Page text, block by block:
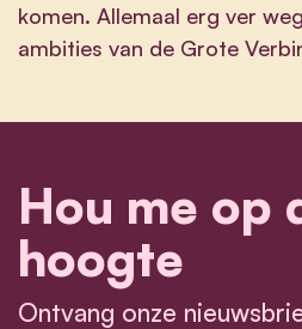
komen. Allemaal erg ver
ambities van de Grote
Hou me op
hoogte
Ontvang onze